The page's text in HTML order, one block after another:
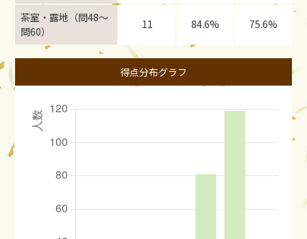
茶室・露地（問48〜
問60）
11 84.6% 75.6%
得点分布グラフ